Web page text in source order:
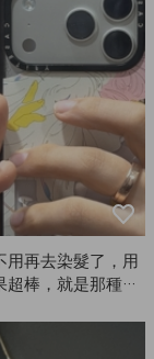
用再去染髮了，用
棒，就是那種在
，對ANAZE超